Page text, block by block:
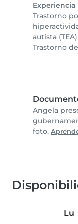
Experiencia
Trastorno
autista (TEA)
Trastorno
Angela
foto.
Lu